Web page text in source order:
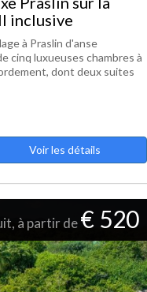
inclusive
à Praslin d'anse
cinq luxueuses chambres à
dont deux suites
Voir les détails
à partir de€ 520